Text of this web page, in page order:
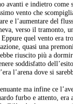
avanti e indietro
vento che
e l’aumentare del
verso il tramonto,
quel vento era
quasi una
riuscito più a
soddisfatto
l’arena dove si
ma infine ce
furbo e attento,